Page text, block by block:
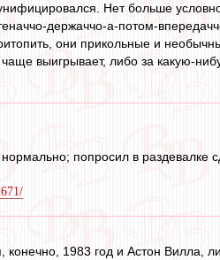
Нет больше
держаччо-а-потом-
они прикольные и
выигрывает, либо за какую-
нормально; попросил в
конечно, 1983 год и Астон Вилла,